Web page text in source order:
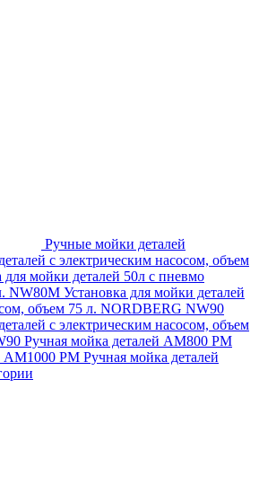
Ручные мойки деталей
с электрическим насосом, объем
для мойки деталей 50л с пневмо
NW80M Установка для мойки деталей
объем 75 л. NORDBERG NW90
с электрическим насосом, объем
Ручная мойка деталей АМ800 РМ
АМ1000 РМ Ручная мойка деталей